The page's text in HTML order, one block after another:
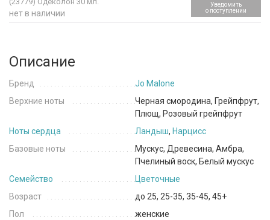
нет в наличии
Уведомить
о поступлении
Описание
Бренд
Jo Malone
Верхние ноты
Черная смородина, Грейпфрут,
Плющ, Розовый грейпфрут
Ноты сердца
Ландыш, Нарцисс
Базовые ноты
Мускус, Древесина, Амбра,
Пчелиный воск, Белый мускус
Семейство
Цветочные
Возраст
до 25, 25-35, 35-45, 45+
Пол
женские